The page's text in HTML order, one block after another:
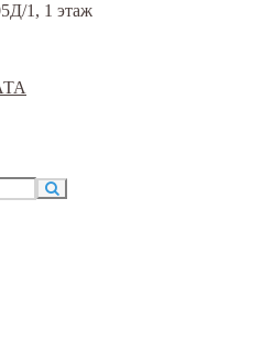
1, 1 этаж